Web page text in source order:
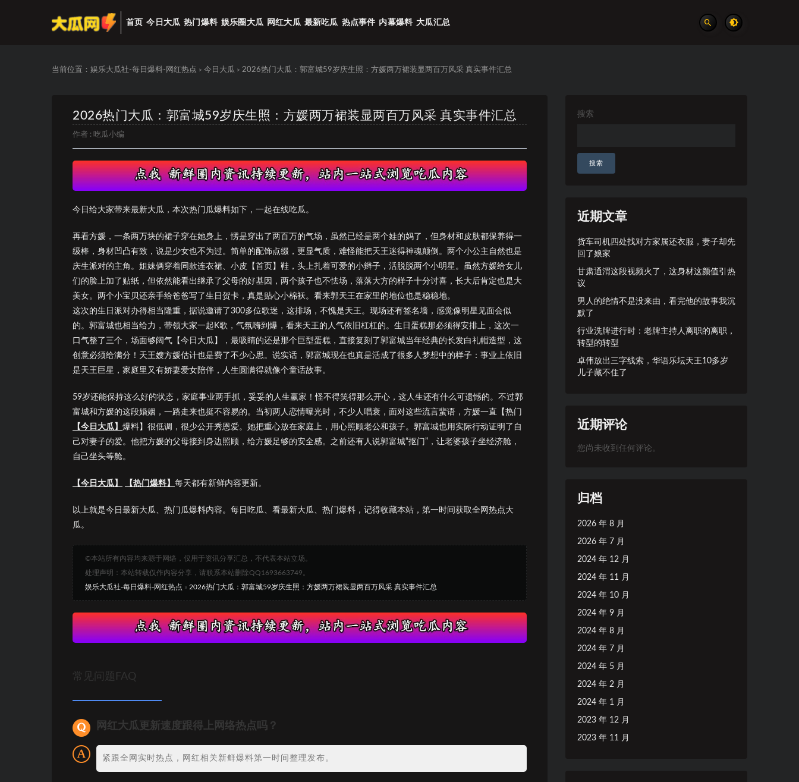
首页 今日大瓜 热门爆料 娱乐圈大瓜 网红大瓜 最新吃瓜 热点事件 内幕爆料 大瓜汇总
当前位置： 娱乐大瓜社-每日爆料-网红热点 > 今日大瓜 > 2026热门大瓜：郭富城59岁庆生照：方媛两万裙装显两百万风采 真实事件汇总
2026热门大瓜：郭富城59岁庆生照：方媛两万裙装显两百万风采 真实事件汇总
作者 : 吃瓜小编
今日给大家带来最新大瓜，本次热门瓜爆料如下，一起在线吃瓜。
再看方媛，一条两万块的裙子穿在她身上，愣是穿出了两百万的气场，虽然已经是两个娃的妈了，但身材和皮肤都保养得一
级棒，身材凹凸有致，说是少女也不为过。简单的配饰点缀，更显气质，难怪能把天王迷得神魂颠倒。两个小公主自然也是
庆生派对的主角。姐妹俩穿着同款连衣裙、小皮【首页】鞋，头上扎着可爱的小辫子，活脱脱两个小明星。虽然方媛给女儿
们的脸上加了贴纸，但依然能看出继承了父母的好基因，两个孩子也不怯场，落落大方的样子十分讨喜，长大后肯定也是大
美女。两个小宝贝还亲手给爸爸写了生日贺卡，真是贴心小棉袄。看来郭天王在家里的地位也是稳稳地。
这次的生日派对办得相当隆重，据说邀请了300多位歌迷，这排场，不愧是天王。现场还有签名墙，感觉像明星见面会似
的。郭富城也相当给力，带领大家一起K歌，气氛嗨到爆，看来天王的人气依旧杠杠的。生日蛋糕那必须得安排上，这次一
口气整了三个，场面够阔气【今日大瓜】，最吸睛的还是那个巨型蛋糕，直接复刻了郭富城当年经典的长发白礼帽造型，这
创意必须给满分！天王嫂方媛估计也是费了不少心思。说实话，郭富城现在也真是活成了很多人梦想中的样子：事业上依旧
是天王巨星，家庭里又有娇妻爱女陪伴，人生圆满得就像个童话故事。
59岁还能保持这么好的状态，家庭事业两手抓，妥妥的人生赢家！怪不得笑得那么开心，这人生还有什么可遗憾的。不过郭
富城和方媛的这段婚姻，一路走来也挺不容易的。当初两人恋情曝光时，不少人唱衰，面对这些流言蜚语，方媛一直【热门
【今日大瓜】 爆料】很低调，很少公开秀恩爱。她把重心放在家庭上，用心照顾老公和孩子。郭富城也用实际行动证明了自
己对妻子的爱。他把方媛的父母接到身边照顾，给方媛足够的安全感。之前还有人说郭富城“抠门”，让老婆孩子坐经济舱，
自己坐头等舱。
【今日大瓜】 【热门爆料】 每天都有新鲜内容更新。
以上就是今日最新大瓜、热门瓜爆料内容。每日吃瓜、看最新大瓜、热门爆料，记得收藏本站，第一时间获取全网热点大
瓜。
©本站所有内容均来源于网络，仅用于资讯分享汇总，不代表本站立场。
处理声明：本站转载仅作内容分享，请联系本站删除QQ1693663749。
娱乐大瓜社-每日爆料-网红热点 » 2026热门大瓜：郭富城59岁庆生照：方媛两万裙装显两百万风采 真实事件汇总
常见问题FAQ
网红大瓜更新速度跟得上网络热点吗？
紧跟全网实时热点，网红相关新鲜爆料第一时间整理发布。
搜索
搜索
近期文章
货车司机四处找对方家属还衣服，妻子却先
回了娘家
甘肃通渭这段视频火了，这身材这颜值引热
议
男人的绝情不是没来由，看完他的故事我沉
默了
行业洗牌进行时：老牌主持人离职的离职，
转型的转型
卓伟放出三字线索，华语乐坛天王10多岁
儿子藏不住了
近期评论
您尚未收到任何评论。
归档
2026 年 8 月
2026 年 7 月
2024 年 12 月
2024 年 11 月
2024 年 10 月
2024 年 9 月
2024 年 8 月
2024 年 7 月
2024 年 5 月
2024 年 2 月
2024 年 1 月
2023 年 12 月
2023 年 11 月